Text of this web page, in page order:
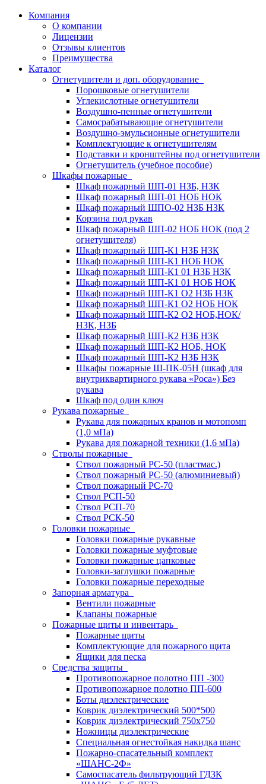
Компания
О компании
Лицензии
Отзывы клиентов
Преимущества
Каталог
Огнетушители и доп. оборудование
Порошковые огнетушители
Углекислотные огнетушители
Воздушно-пенные огнетушители
Самосрабатывающие огнетушители
Воздушно-эмульсионные огнетушители
Комплектующие к огнетушителям
Подставки и кронштейны под огнетушители
Огнетушитель (учебное пособие)
Шкафы пожарные
Шкаф пожарный ШП-01 НЗБ, НЗК
Шкаф пожарный ШП-01 НОБ НОК
Шкаф пожарный ШПО-02 НЗБ НЗК
Корзина под рукав
Шкаф пожарный ШП-02 НОБ НОК (под 2
огнетушителя)
Шкаф пожарный ШП-К1 НЗБ НЗК
Шкаф пожарный ШП-К1 НОБ НОК
Шкаф пожарный ШП-К1 01 НЗБ НЗК
Шкаф пожарный ШП-К1 01 НОБ НОК
Шкаф пожарный ШП-К1 О2 НЗБ НЗК
Шкаф пожарный ШП-К1 О2 НОБ НОК
Шкаф пожарный ШП-К2 О2 НОБ,НОК/
НЗК, НЗБ
Шкаф пожарный ШП-К2 НЗБ НЗК
Шкаф пожарный ШП-К2 НОБ, НОК
Шкаф пожарный ШП-К2 НЗБ НЗК
Шкафы пожарные Ш-ПК-05Н (шкаф для
внутриквартирного рукава «Роса») Без
рукава
Шкаф под один ключ
Рукава пожарные
Рукава для пожарных кранов и мотопомп
(1,0 мПа)
Рукава для пожарной техники (1,6 мПа)
Стволы пожарные
Ствол пожарный РС-50 (пластмас.)
Ствол пожарный РС-50 (алюминиевый)
Ствол пожарный РС-70
Ствол РСП-50
Ствол РСП-70
Ствол РСК-50
Головки пожарные
Головки пожарные рукавные
Головки пожарные муфтовые
Головки пожарные цапковые
Головки-заглушки пожарные
Головки пожарные переходные
Запорная арматура
Вентили пожарные
Клапаны пожарные
Пожарные щиты и инвентарь
Пожарные щиты
Комплектующие для пожарного щита
Ящики для песка
Средства защиты
Противопожарное полотно ПП -300
Противопожарное полотно ПП-600
Боты диэлектрические
Коврик диэлектрический 500*500
Коврик диэлектрический 750х750
Ножницы диэлектрические
Специальная огнестойкая накидка шанс
Пожарно-спасательный комплект
«ШАНС-2Ф»
Самоспасатель фильтрующий ГДЗК